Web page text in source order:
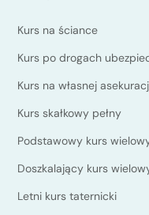
Kurs na ściance
Kurs po drogach
Kurs na własnej
Kurs skałkowy pełny
Podstawowy kurs
Doszkalający kurs
Letni kurs taternicki